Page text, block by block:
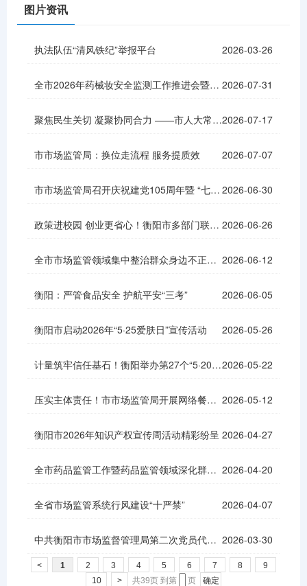
图片资讯
执法队伍“清风铁纪”举报平台 2026-03-26
全市2026年药械妆安全监测工作推进会暨业务培训班成功举办 2026-07-31
聚焦民生关切 凝聚协同合力 ——市人大常委会调研组到市市场监管局开展调研座谈2026-07-17
市市场监管局：换位走流程 服务提质效 2026-07-07
市市场监管局召开庆祝建党105周年暨 “七一”表彰大会 2026-06-30
政策进校园 创业更省心！衡阳市多部门联动开展大学生创业服务日活动 2026-06-26
全市市场监管领域集中整治群众身边不正之风和腐败问题工作调度会召开 2026-06-12
衡阳：严管食品安全 护航平安“三考” 2026-06-05
衡阳市启动2026年“5·25爱肤日”宣传活动 2026-05-26
计量筑牢信任基石！衡阳举办第27个“5·20世界计量日”主题宣传活动2026-05-22
压实主体责任！市市场监管局开展网络餐饮第三方平台专项检查 2026-05-12
衡阳市2026年知识产权宣传周活动精彩纷呈 2026-04-27
全市药品监管工作暨药品监管领域深化群众身边不正之风和腐败问题集中专项整治行动部署会召开 2026-04-20
全省市场监管系统行风建设“十严禁” 2026-04-07
中共衡阳市市场监督管理局第二次党员代表大会召开 2026-03-30
< 1 2 3 4 5 6 7 8
9
10
> 共39页 到第 页 确定